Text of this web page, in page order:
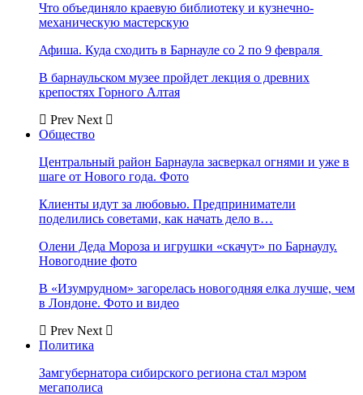
Что объединяло краевую библиотеку и кузнечно-
механическую мастерскую
Афиша. Куда сходить в Барнауле со 2 по 9 февраля
В барнаульском музее пройдет лекция о древних
крепостях Горного Алтая
Prev Next
Общество
Центральный район Барнаула засверкал огнями и уже в
шаге от Нового года. Фото
Клиенты идут за любовью. Предприниматели
поделились советами, как начать дело в…
Олени Деда Мороза и игрушки «скачут» по Барнаулу.
Новогодние фото
В «Изумрудном» загорелась новогодняя елка лучше, чем
в Лондоне. Фото и видео
Prev Next
Политика
Замгубернатора сибирского региона стал мэром
мегаполиса